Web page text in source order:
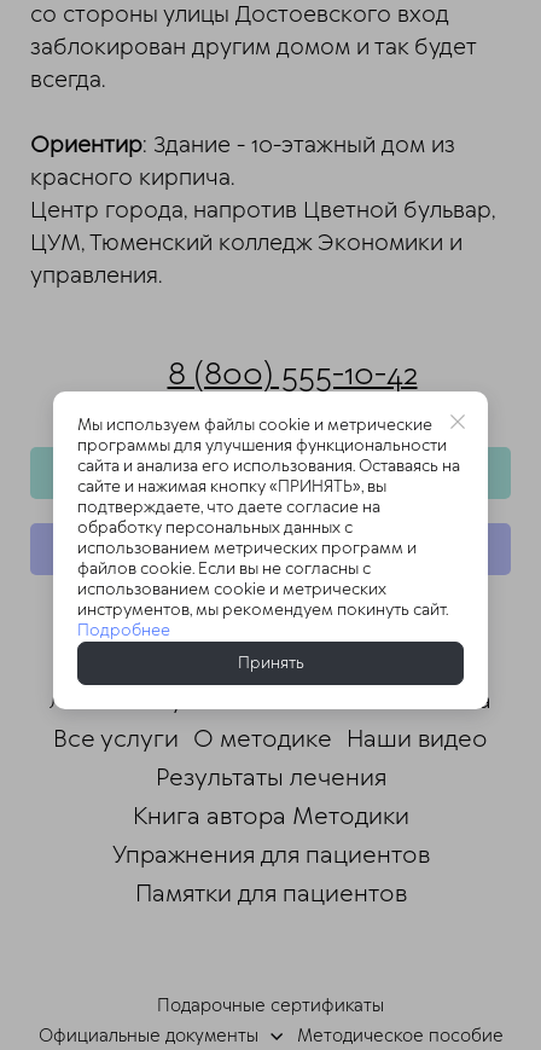
со стороны улицы Достоевского вход
заблокирован другим домом и так будет
всегда.
Ориентир: Здание - 10-этажный дом из
красного кирпича.
Центр города, напротив Цветной бульвар,
ЦУМ, Тюменский колледж Экономики и
управления.
8 (800) 555-10-42
Запись на прием
Все заболевания
Лечение позвоночника
Лечение суставов Лечение сколиоза
Все услуги О методике Наши видео
Результаты лечения
Книга автора Методики
Упражнения для пациентов
Памятки для пациентов
Подарочные сертификаты
Официальные документы
Методическое пособие
Мы используем файлы cookie и метрические
программы для улучшения функциональности
сайта и анализа его использования. Оставаясь на
сайте и нажимая кнопку «ПРИНЯТЬ», вы
подтверждаете, что даете согласие на
обработку персональных данных с
использованием метрических программ и
файлов cookie. Если вы не согласны с
использованием cookie и метрических
инструментов, мы рекомендуем покинуть сайт.
Подробнее
Принять